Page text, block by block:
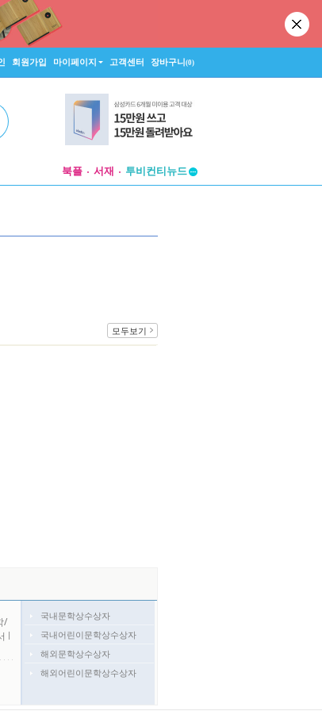
회원가입 마이페이지 고객센터 장바구니(0)
북플 서재
투비컨티뉴드
모두보기
/
l
국내문학상수상자
국내어린이문학상수상자
해외문학상수상자
해외어린이문학상수상자